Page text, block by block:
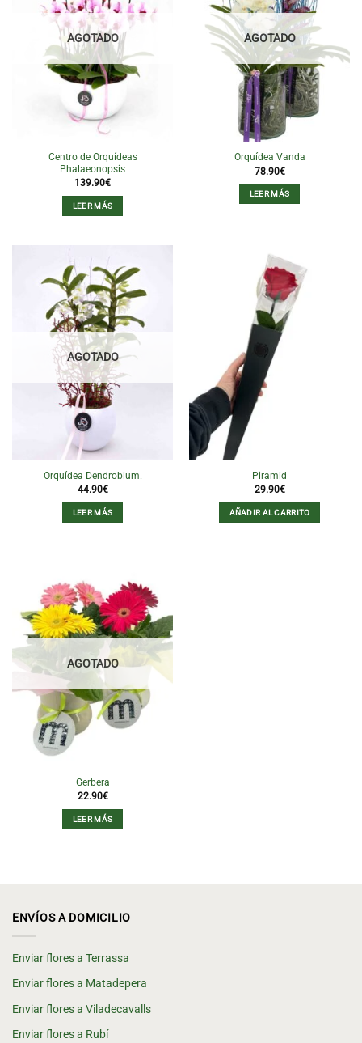
AGOTADO
Centro de Orquídeas
Phalaeonopsis
139.90€
LEER MÁS
AGOTADO
Orquídea Vanda
78.90€
LEER MÁS
AGOTADO
Orquídea Dendrobium.
44.90€
LEER MÁS
Piramid
29.90€
AÑADIR AL CARRITO
AGOTADO
Gerbera
22.90€
LEER MÁS
ENVÍOS A DOMICILIO
Enviar flores a Terrassa
Enviar flores a Matadepera
Enviar flores a Viladecavalls
Enviar flores a Rubí